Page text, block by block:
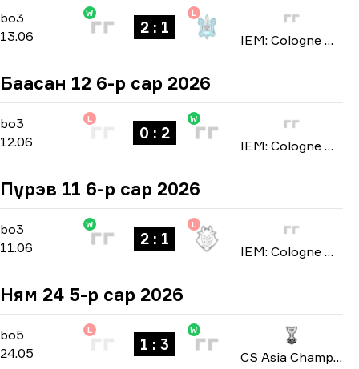
bo3
bo3
13.06
W
2 : 1
L
IEM: Cologne Major 2026
Баасан 12 6-р сар 2026
bo3
bo3
12.06
L
0 : 2
W
IEM: Cologne Major 2026
Пүрэв 11 6-р сар 2026
bo3
bo3
11.06
W
2 : 1
L
IEM: Cologne Major 2026
Ням 24 5-р сар 2026
bo5 -bo5
24.05
L
1 : 3
W
CS Asia Championships 2026